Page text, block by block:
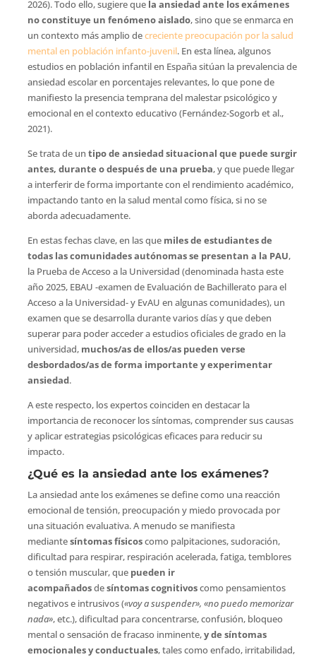
2026). Todo ello, sugiere que la ansiedad ante los exámenes
no constituye un fenómeno aislado, sino que se enmarca en
un contexto más amplio decreciente preocupación por la salud
mental en población infanto-juvenil. En esta línea, algunos
estudios en población infantil en España sitúan la prevalencia de
ansiedad escolar en porcentajes relevantes, lo que pone de
manifiesto la presencia temprana del malestar psicológico y
emocional en el contexto educativo (Fernández-Sogorb et al.,
2021).
Se trata de un tipo de ansiedad situacional que puede surgir
antes, durante o después de una prueba, y que puede llegar
a interferir de forma importante con el rendimiento académico,
impactando tanto en la salud mental como física, si no se
aborda adecuadamente.
En estas fechas clave, en las que miles de estudiantes de
todas las comunidades autónomas se presentan a la PAU,
la Prueba de Acceso a la Universidad (denominada hasta este
año 2025, EBAU -examen de Evaluación de Bachillerato para el
Acceso a la Universidad- y EvAU en algunas comunidades), un
examen que se desarrolla durante varios días y que deben
superar para poder acceder a estudios oficiales de grado en la
universidad, muchos/as de ellos/as pueden verse
desbordados/as de forma importante y experimentar
ansiedad.
A este respecto, los expertos coinciden en destacar la
importancia de reconocer los síntomas, comprender sus causas
y aplicar estrategias psicológicas eficaces para reducir su
impacto.
¿Qué es la ansiedad ante los exámenes?
La ansiedad ante los exámenes se define como una reacción
emocional de tensión, preocupación y miedo provocada por
una situación evaluativa. A menudo se manifiesta
mediantesíntomas físicoscomo palpitaciones, sudoración,
dificultad para respirar, respiración acelerada, fatiga, temblores
o tensión muscular, que pueden ir
acompañadosdesíntomas cognitivoscomo pensamientos
negativos e intrusivos («voy a suspender», «no puedo memorizar
nada», etc.), dificultad para concentrarse, confusión, bloqueo
mental o sensación de fracaso inminente,y de síntomas
emocionales y conductuales, tales como enfado, irritabilidad,